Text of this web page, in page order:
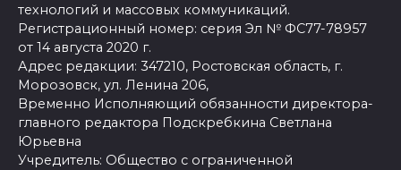
технологий и массовых коммуникаций.
Регистрационный номер: серия Эл № ФС77-78957
от 14 августа 2020 г.
Адрес редакции: 347210, Ростовская область, г.
Морозовск, ул. Ленина 206,
Временно Исполняющий обязанности директора-
главного редактора Подскребкина Светлана
Юрьевна
Учредитель: Общество с ограниченной